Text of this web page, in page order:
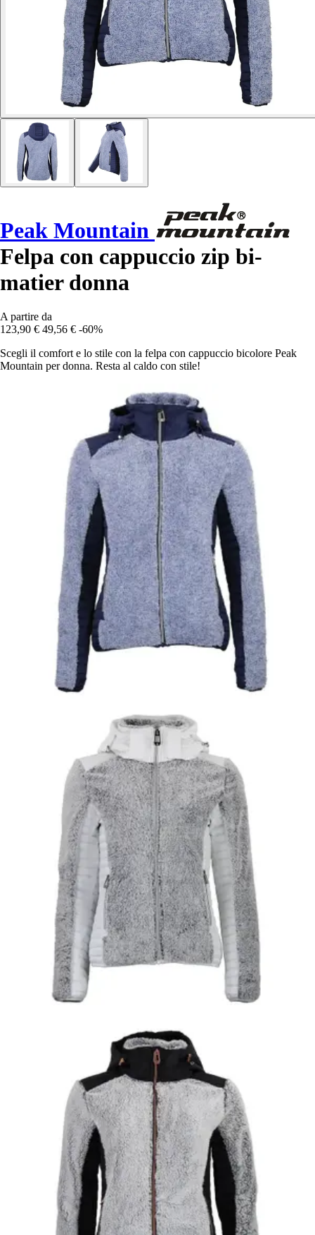
Peak Mountain
Felpa con cappuccio zip bi-
matier donna
A partire da
123,90 € 49,56 € -60%
Scegli il comfort e lo stile con la felpa con cappuccio bicolore Peak
Mountain per donna. Resta al caldo con stile!